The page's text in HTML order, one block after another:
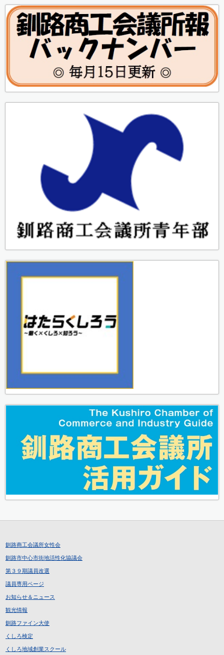
釧路商工会議所女性会
釧路市中心市街地活性化協議会
第３９期議員改選
議員専用ページ
お知らせ＆ニュース
観光情報
釧路ファイン大使
くしろ検定
くしろ地域創業スクール